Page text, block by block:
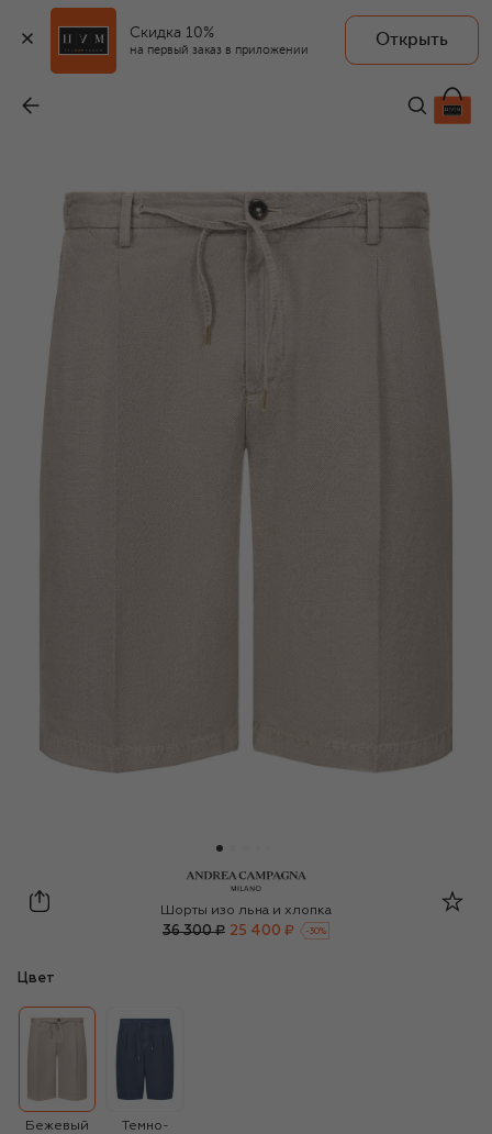
Скидка 10%
на первый заказ в приложении
Открыть
25 400 ₽
Andrea Campagna
Шорты изо льна и хлопка
36 300 ₽ 25 400 ₽ -30%
Цвет
Бежевый
Темно-